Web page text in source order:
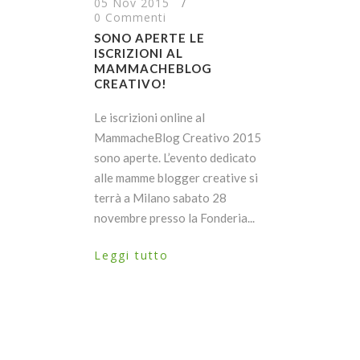
0 Commenti
SONO APERTE LE
ISCRIZIONI AL
MAMMACHEBLOG
CREATIVO!
Le iscrizioni online al
MammacheBlog Creativo 2015
sono aperte. L’evento dedicato
alle mamme blogger creative si
terrà a Milano sabato 28
novembre presso la Fonderia...
Leggi tutto